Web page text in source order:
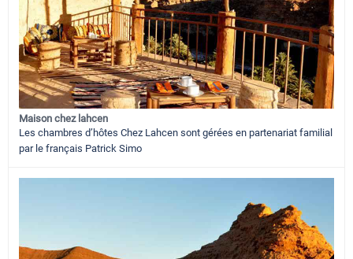
Maison chez lahcen
Les chambres d’hôtes Chez Lahcen sont gérées en partenariat familial
par le français Patrick Simo